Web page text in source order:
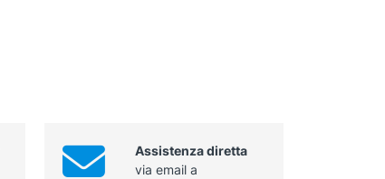
Assistenza diretta
via email a